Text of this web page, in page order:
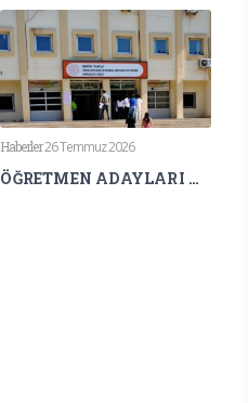
Haberler26 Temmuz 2026
ÖĞRETMEN ADAYLARI AGS HEYECANI YAŞIYOR